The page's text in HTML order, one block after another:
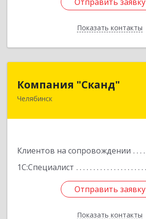
Показать контакты
Назад
Компания "Сканд"
Челябинск
Клиентов на сопровождении
1С:Специалист
Отправить заявку
Показать контакты
Отправить заявку
Назад